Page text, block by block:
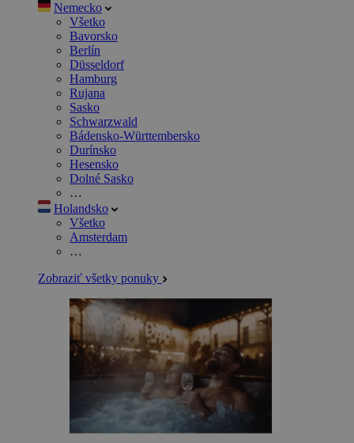
Nemecko
Všetko
Bavorsko
Berlín
Düsseldorf
Hamburg
Rujana
Sasko
Schwarzwald
Bádensko-Württembersko
Durínsko
Hesensko
Dolné Sasko
…
Holandsko
Všetko
Amsterdam
…
Zobraziť všetky ponuky